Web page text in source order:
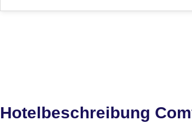
Hotelbeschreibung